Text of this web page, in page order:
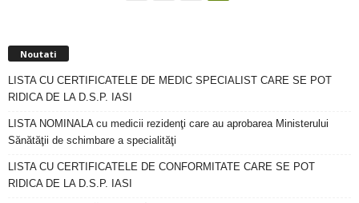
Noutati
LISTA CU CERTIFICATELE DE MEDIC SPECIALIST CARE SE POT
RIDICA DE LA D.S.P. IASI
LISTA NOMINALA cu medicii rezidenţi care au aprobarea Ministerului
Sănătăţii de schimbare a specialităţi
LISTA CU CERTIFICATELE DE CONFORMITATE CARE SE POT
RIDICA DE LA D.S.P. IASI